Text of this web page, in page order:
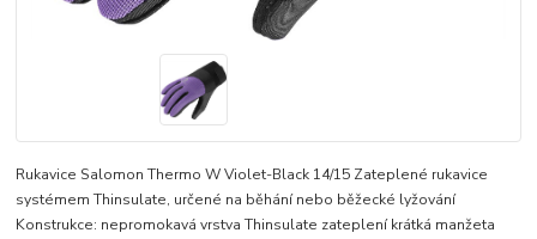
Rukavice Salomon Thermo W Violet-Black 14/15 Zateplené rukavice
systémem Thinsulate, určené na běhání nebo běžecké lyžování
Konstrukce: nepromokavá vrstva Thinsulate zateplení krátká manžeta